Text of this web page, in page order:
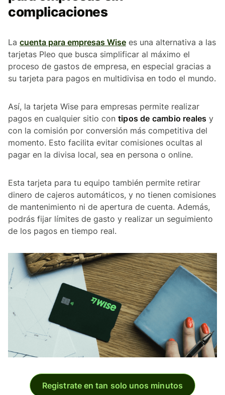
complicaciones
La cuenta para empresas Wise es una alternativa a las
tarjetas Pleo que busca simplificar al máximo el
proceso de gastos de empresa, en especial gracias a
su tarjeta para pagos en multidivisa en todo el mundo.
Así, la tarjeta Wise para empresas permite realizar
pagos en cualquier sitio con tipos de cambio reales y
con la comisión por conversión más competitiva del
momento. Esto facilita evitar comisiones ocultas al
pagar en la divisa local, sea en persona o online.
Esta tarjeta para tu equipo también permite retirar
dinero de cajeros automáticos, y no tienen comisiones
de mantenimiento ni de apertura de cuenta. Además,
podrás fijar límites de gasto y realizar un seguimiento
de los pagos en tiempo real.
Registrate en tan solo unos minutos